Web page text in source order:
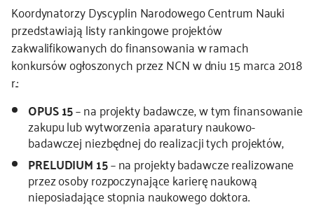
efekty NCN
współpraca międzynarodowa
nagroda NCN
kontakt
Koordynatorzy Dyscyplin Narodowego Centrum Nauki
przedstawiają listy rankingowe projektów
zakwalifikowanych do finansowania w ramach
konkursów ogłoszonych przez NCN w dniu 15 marca 2018
r.:
OPUS 15– na projekty badawcze, w tym finansowanie
zakupu lub wytworzenia aparatury naukowo-
badawczej niezbędnej do realizacji tych projektów,
PRELUDIUM 15– na projekty badawcze realizowane
przez osoby rozpoczynające karierę naukową
nieposiadające stopnia naukowego doktora.